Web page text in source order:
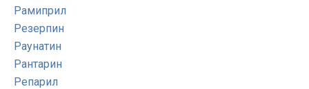
Рамиприл
Резерпин
Раунатин
Рантарин
Репарил